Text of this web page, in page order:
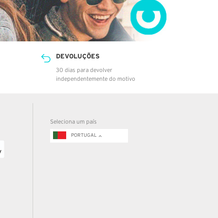
DEVOLUÇÕES
30 dias para devolver
independentemente do motivo
Seleciona um país
PORTUGAL